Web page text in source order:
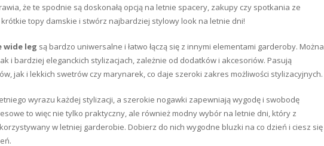
że te spodnie są doskonałą opcją na letnie spacery, zakupy czy spotkania ze
topy damskie i stwórz najbardziej stylowy look na letnie dni!
wide leg są bardzo uniwersalne i łatwo łączą się z innymi elementami garderoby. Można
i bardziej eleganckich stylizacjach, zależnie od dodatków i akcesoriów. Pasują
jak i lekkich swetrów czy marynarek, co daje szeroki zakres możliwości stylizacyjnych.
wyrazu każdej stylizacji, a szerokie nogawki zapewniają wygodę i swobodę
to więc nie tylko praktyczny, ale również modny wybór na letnie dni, który z
w letniej garderobie. Dobierz do nich wygodne bluzki na co dzień i ciesz się